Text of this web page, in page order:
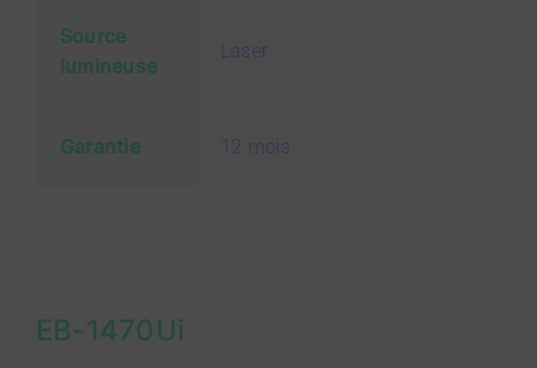
Source
lumineuse
Laser
Garantie 12 mois
EB-1470Ui